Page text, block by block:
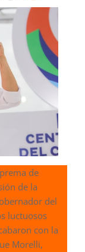
de
de la
del
luctuosos
con la
Morelli,